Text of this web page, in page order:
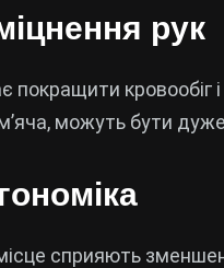
рук
покращити
можуть бути
сприяють